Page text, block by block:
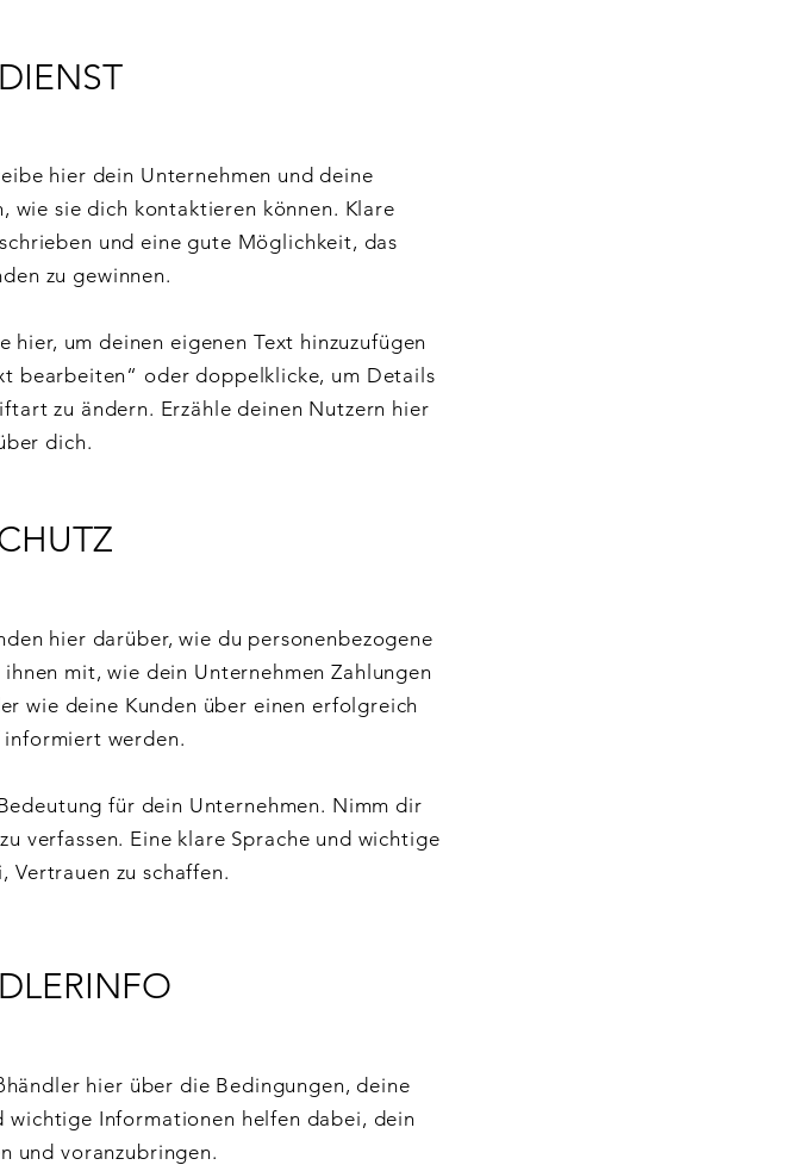
hier dein Unternehmen und deine
wie sie dich kontaktieren können. Klare
und eine gute Möglichkeit, das
zu gewinnen.
um deinen eigenen Text hinzuzufügen
bearbeiten“ oder doppelklicke, um Details
zu ändern. Erzähle deinen Nutzern hier
dich.
hier darüber, wie du personenbezogene
mit, wie dein Unternehmen Zahlungen
wie deine Kunden über einen erfolgreich
informiert werden.
für dein Unternehmen. Nimm dir
verfassen. Eine klare Sprache und wichtige
Vertrauen zu schaffen.
hier über die Bedingungen, deine
wichtige Informationen helfen dabei, dein
und voranzubringen.